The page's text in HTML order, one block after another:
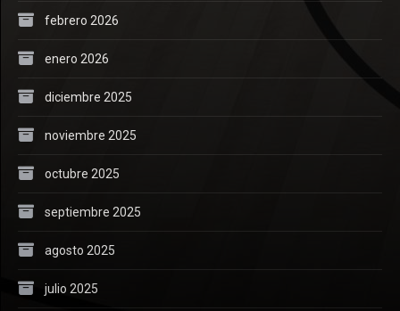
febrero 2026
enero 2026
diciembre 2025
noviembre 2025
octubre 2025
septiembre 2025
agosto 2025
julio 2025